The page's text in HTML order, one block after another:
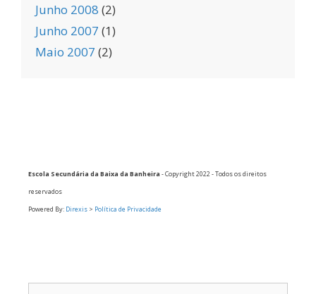
Junho 2008 (2)
Junho 2007 (1)
Maio 2007 (2)
Escola Secundária da Baixa da Banheira - Copyright 2022 - Todos os direitos
reservados
Powered By: Direxis > Política de Privacidade